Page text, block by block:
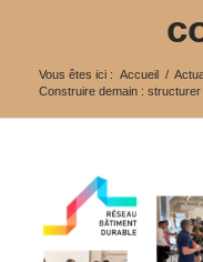
Vous êtes ici : Accueil /
Construire demain :